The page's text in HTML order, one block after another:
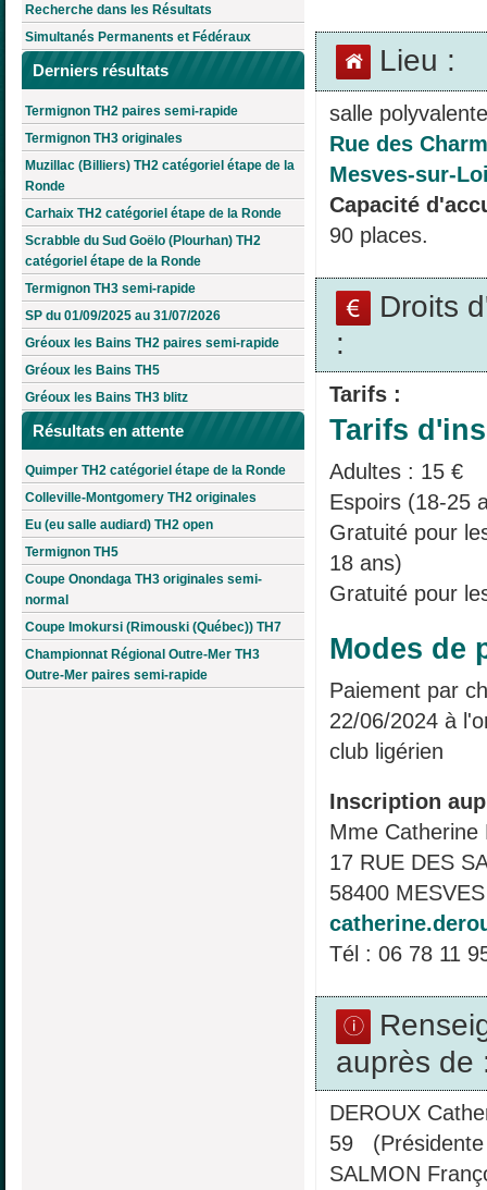
Recherche dans les Résultats
Simultanés Permanents et Fédéraux
Derniers résultats
Termignon TH2 paires semi-rapide
Termignon TH3 originales
Muzillac (Billiers) TH2 catégoriel étape de la
Ronde
Carhaix TH2 catégoriel étape de la Ronde
Scrabble du Sud Goëlo (Plourhan) TH2
catégoriel étape de la Ronde
Termignon TH3 semi-rapide
SP du 01/09/2025 au 31/07/2026
Gréoux les Bains TH2 paires semi-rapide
Gréoux les Bains TH5
Gréoux les Bains TH3 blitz
Résultats en attente
Quimper TH2 catégoriel étape de la Ronde
Colleville-Montgomery TH2 originales
Eu (eu salle audiard) TH2 open
Termignon TH5
Coupe Onondaga TH3 originales semi-
normal
Coupe Imokursi (Rimouski (Québec)) TH7
Championnat Régional Outre-Mer TH3
Outre-Mer paires semi-rapide
Lieu :
salle polyvalente
Rue des
Mesves-sur-
Capacité
90 places.
Droits
:
Tarifs :
Tarifs
Adultes : 15 €
Espoirs (18-25
Gratuité pour
18 ans)
Gratuité pour
Modes de
Paiement par
22/06/2024 à
club ligérien
Inscription
Mme Catherine
17 RUE DES
58400
Tél : 06 78 11
auprès de
DEROUX
59 (Présidente
SALMON